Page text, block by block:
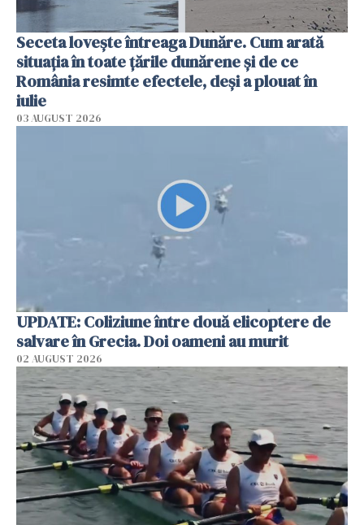
Seceta lovește întreaga Dunăre. Cum arată
situația în toate țările dunărene și de ce
România resimte efectele, deși a plouat în
iulie
03 AUGUST 2026
UPDATE: Coliziune între două elicoptere de
salvare în Grecia. Doi oameni au murit
02 AUGUST 2026